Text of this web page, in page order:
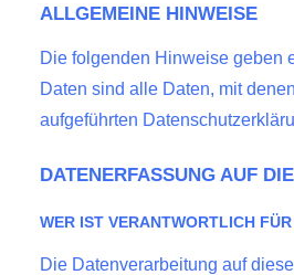
ALLGEMEINE HINWEISE
Die folgenden Hinweise geben
Daten sind alle Daten, mit
aufgeführten
DATENERFASSUNG AUF
WER IST VERANTWORTLICH
Die Datenverarbeitung auf